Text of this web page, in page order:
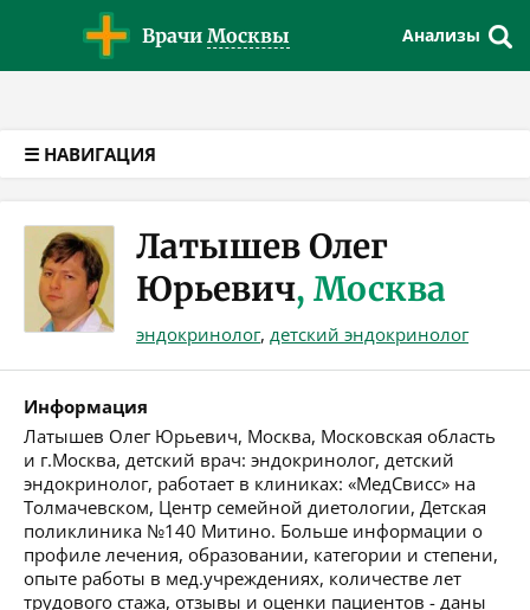
Врачи Москвы Анализы
☰ НАВИГАЦИЯ
Латышев Олег
Юрьевич, Москва
эндокринолог, детский эндокринолог
Информация
Латышев Олег Юрьевич, Москва, Московская область
и г.Москва, детский врач: эндокринолог, детский
эндокринолог, работает в клиниках: «МедСвисс» на
Толмачевском, Центр семейной диетологии, Детская
поликлиника №140 Митино. Больше информации о
профиле лечения, образовании, категории и степени,
опыте работы в мед.учреждениях, количестве лет
трудового стажа, отзывы и оценки пациентов - даны